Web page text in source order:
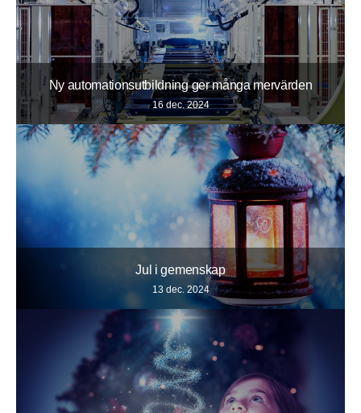
Ny automationsutbildning ger många mervärden
16 dec. 2024
Jul i gemenskap
13 dec. 2024